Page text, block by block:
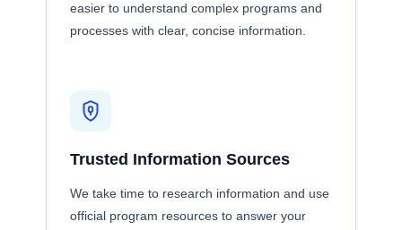
easier to understand complex programs and
processes with clear, concise information.
Trusted Information Sources
We take time to research information and use
official program resources to answer your